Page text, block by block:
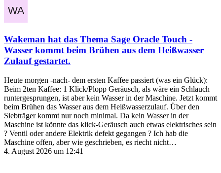
Wakeman hat das Thema Sage Oracle Touch -
Wasser kommt beim Brühen aus dem Heißwasser
Zulaufgestartet.
Heute morgen -nach- dem ersten Kaffee passiert (was ein Glück):
Beim 2ten Kaffee: 1 Klick/Plopp Geräusch, als wäre ein Schlauch
runtergesprungen, ist aber kein Wasser in der Maschine. Jetzt kommt
beim Brühen das Wasser aus dem Heißwasserzulauf. Über den
Siebträger kommt nur noch minimal. Da kein Wasser in der
Maschine ist könnte das klick-Geräusch auch etwas elektrisches sein
? Ventil oder andere Elektrik defekt gegangen ? Ich hab die
Maschine offen, aber wie geschrieben, es riecht nicht…
4. August 2026 um 12:41